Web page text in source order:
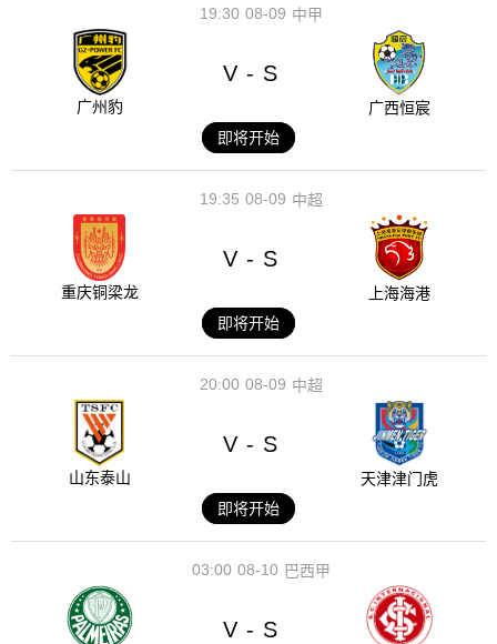
08-09
19:30 中甲
广州豹
V - S
广西恒宸
即将开始
08-09
19:35 中超
重庆铜梁龙
V - S
上海海港
即将开始
08-09
20:00 中超
山东泰山
V - S
天津津门虎
即将开始
08-10
03:00 巴西甲
V - S